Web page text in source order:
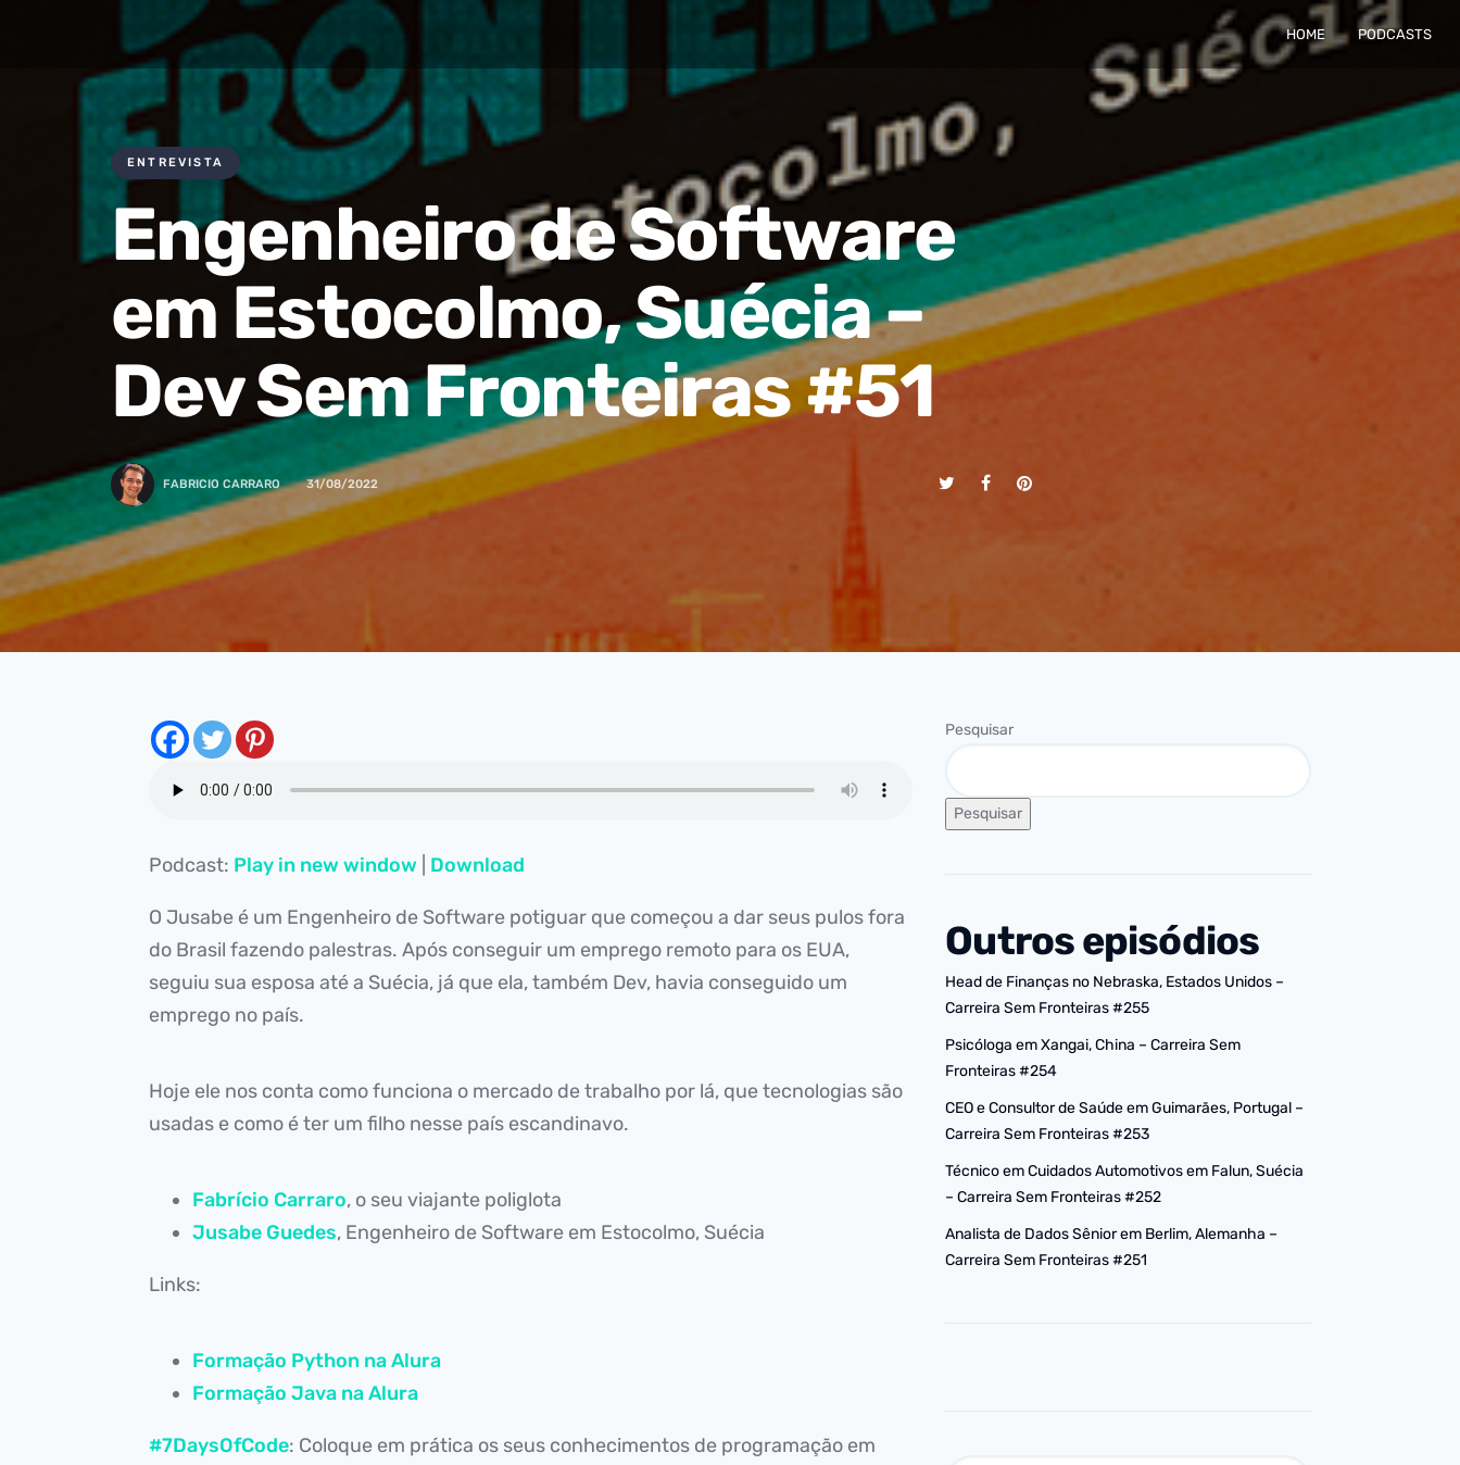
HOME PODCASTS
ENTREVISTA
Engenheiro de Software
em Estocolmo, Suécia –
Dev Sem Fronteiras #51
FABRICIO CARRARO 31/08/2022
Podcast: Play in new window Download
O Jusabe é um Engenheiro de Software potiguar que começou a dar seus pulos fora
do Brasil fazendo palestras. Após conseguir um emprego remoto para os EUA,
seguiu sua esposa até a Suécia, já que ela, também Dev, havia conseguido um
emprego no país.
Hoje ele nos conta como funciona o mercado de trabalho por lá, que tecnologias são
usadas e como é ter um filho nesse país escandinavo.
Fabrício Carraro, o seu viajante poliglota
Jusabe Guedes, Engenheiro de Software em Estocolmo, Suécia
Links:
Formação Python na Alura
Formação Java na Alura
#7DaysOfCode: Coloque em prática os seus conhecimentos de programação em
Pesquisar
Pesquisar
Outros episódios
Head de Finanças no Nebraska, Estados Unidos –
Carreira Sem Fronteiras #255
Psicóloga em Xangai, China – Carreira Sem
Fronteiras #254
CEO e Consultor de Saúde em Guimarães, Portugal –
Carreira Sem Fronteiras #253
Técnico em Cuidados Automotivos em Falun, Suécia
– Carreira Sem Fronteiras #252
Analista de Dados Sênior em Berlim, Alemanha –
Carreira Sem Fronteiras #251